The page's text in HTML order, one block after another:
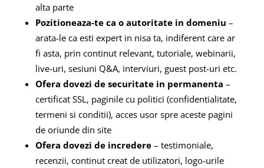
alta parte
Pozitioneaza-te ca o autoritate in domeniu –
arata-le ca esti expert in nisa ta, indiferent care ar
fi asta, prin continut relevant, tutoriale, webinarii,
live-uri, sesiuni Q&A, interviuri, guest post-uri etc.
Ofera dovezi de securitate in permanenta –
certificat SSL, paginile cu politici (confidentialitate,
termeni si conditii), acces usor spre aceste pagini
de oriunde din site
Ofera dovezi de incredere– testimoniale,
recenzii, continut creat de utilizatori, logo-urile